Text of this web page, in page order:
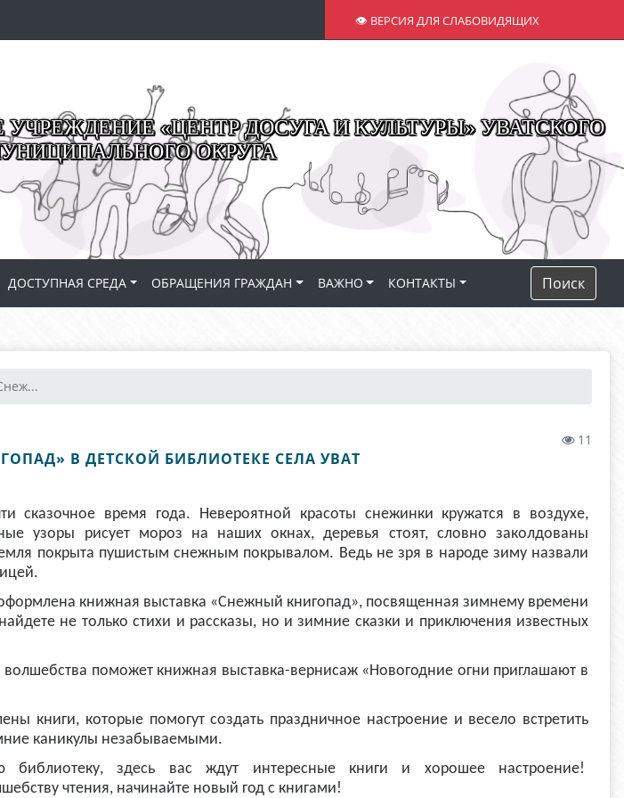
👁 ВЕРСИЯ ДЛЯ СЛАБОВИДЯЩИХ
«ЦЕНТР ДОСУГА И КУЛЬТУРЫ» УВАТСКОГО
ОКРУГА
ДОСТУПНАЯ СРЕДА ОБРАЩЕНИЯ ГРАЖДАН ВАЖНО КОНТАКТЫ Поиск
11
В ДЕТСКОЙ БИБЛИОТЕКЕ СЕЛА УВАТ
сказочное время года. Невероятной красоты снежинки кружатся в воздухе,
узоры рисует мороз на наших окнах, деревья стоят, словно заколдованы
покрыта пушистым снежным покрывалом. Ведь не зря в народе зиму назвали
книжная выставка «Снежный книгопад», посвященная зимнему времени
не только стихи и рассказы, но и зимние сказки и приключения известных
волшебства поможет книжная выставка-вернисаж «Новогодние огни приглашают в
книги, которые помогут создать праздничное настроение и весело встретить
каникулы незабываемыми.
библиотеку, здесь вас ждут интересные книги и хорошее настроение!
чтения, начинайте новый год с книгами!